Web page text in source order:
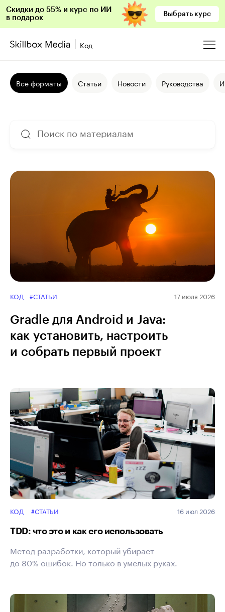
Скидки до 55% и курс по ИИ
в подарок
Выбрать курс
Код
Все форматы Статьи Новости Руководства
КОД #СТАТЬИ 17 июля 2026
Gradle для Android и Java:
как установить, настроить
и собрать первый проект
КОД #СТАТЬИ 16 июл 2026
TDD: что это и как его использовать
Метод разработки, который убирает
до 80% ошибок. Но только в умелых руках.